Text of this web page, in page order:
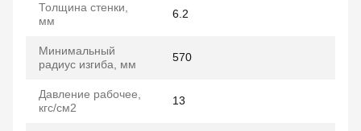
Толщина стенки,
мм
6.2
Минимальный
радиус изгиба, мм
570
Давление рабочее,
кгс/см2
13